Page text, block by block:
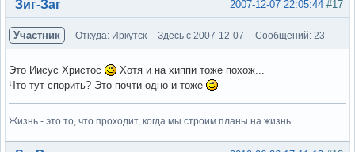
Вне форума #17
2007-12-07 22:05:44
Зиг-Заг
Участник Откуда: Иркутск Здесь с 2007-12-07 Сообщений: 23
Это Иисус Христос
Хотя и на хиппи тоже похож...
Что тут спорить? Это почти одно и тоже
Жизнь - это то, что проходит, когда мы строим планы на жизнь...